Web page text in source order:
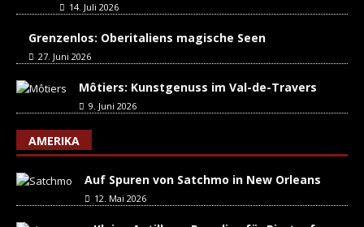
14. Juli 2026
Grenzenlos: Oberitaliens magische Seen
27. Juni 2026
Môtiers: Kunstgenuss im Val-de-Travers
9. Juni 2026
AMERIKA
Auf Spuren von Satchmo in New Orleans
12. Mai 2026